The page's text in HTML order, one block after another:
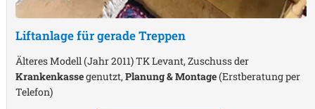
Liftanlage für gerade Treppen
Älteres Modell (Jahr 2011) TK Levant, Zuschuss der
Krankenkassegenutzt,Planung & Montage(Erstberatung per
Telefon)